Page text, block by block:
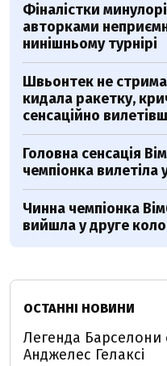
Фіналістки
авторками
нинішньому турнірі
Швьонтек не
кидала ракетку,
сенсаційно
Головна сенсація
чемпіонка вилетіла
Чинна чемпіонка
вийшла у друге коло
ОСТАННІ НОВИНИ
Легенда Барселони
Анджелес Гелаксі